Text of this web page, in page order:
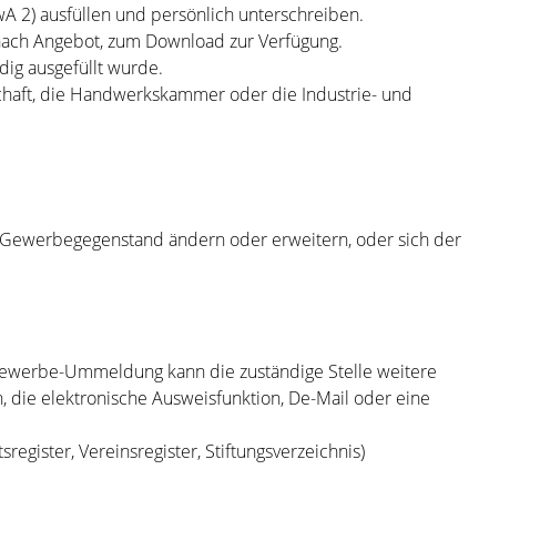
2) ausfüllen und persönlich unterschreiben.
Angebot, zum Download zur Verfügung.
ausgefüllt wurde.
die Handwerkskammer oder die Industrie- und
ändern oder erweitern, oder sich der
Ummeldung kann die zuständige Stelle weitere
die elektronische Ausweisfunktion, De-Mail oder eine
Vereinsregister, Stiftungsverzeichnis)